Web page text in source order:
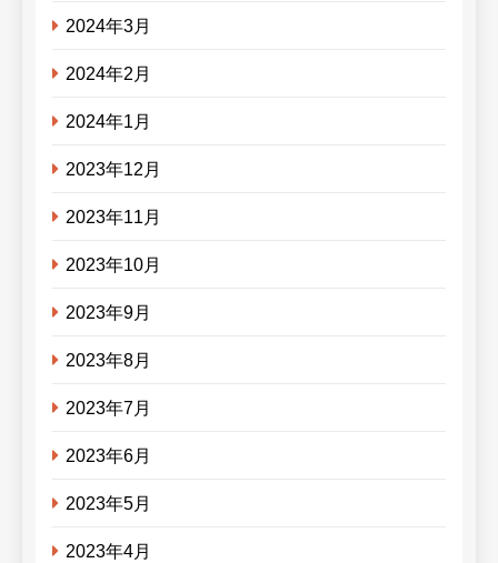
2024年3月
2024年2月
2024年1月
2023年12月
2023年11月
2023年10月
2023年9月
2023年8月
2023年7月
2023年6月
2023年5月
2023年4月